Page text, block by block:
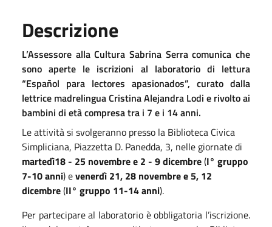
Descrizione
L’Assessore alla Cultura Sabrina Serra comunica che
sono aperte le iscrizioni al laboratorio di lettura
“Español para lectores apasionados”, curato dalla
lettrice madrelingua Cristina Alejandra Lodi e rivolto ai
bambini di età compresa tra i 7 e i 14 anni.
Le attività si svolgeranno presso la Biblioteca Civica
Simpliciana, Piazzetta D. Panedda, 3, nelle giornate di
martedì18 - 25 novembre e 2 - 9 dicembre(I° gruppo
7-10 anni) evenerdì 21, 28 novembre e 5, 12
dicembre(II° gruppo 11-14 anni).
Per partecipare al laboratorio è obbligatoria l’iscrizione.